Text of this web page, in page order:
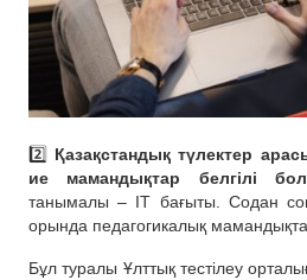
2️⃣ Қазақстандық түлектер
ие мамандықтар белгілі
танымалы – ІТ бағыты. Содан соң
орында педагогикалық
Бұл туралы Ұлттық тестілеу